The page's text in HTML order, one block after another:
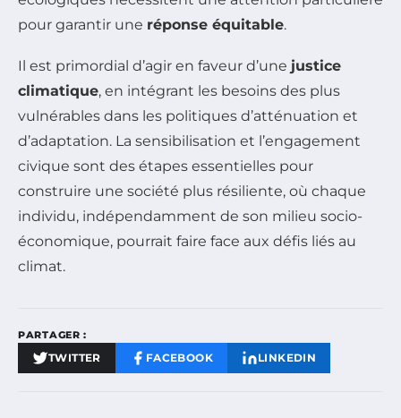
pour garantir une réponse équitable.
Il est primordial d’agir en faveur d’une justice
climatique, en intégrant les besoins des plus
vulnérables dans les politiques d’atténuation et
d’adaptation. La sensibilisation et l’engagement
civique sont des étapes essentielles pour
construire une société plus résiliente, où chaque
individu, indépendamment de son milieu socio-
économique, pourrait faire face aux défis liés au
climat.
PARTAGER :
TWITTER FACEBOOK LINKEDIN